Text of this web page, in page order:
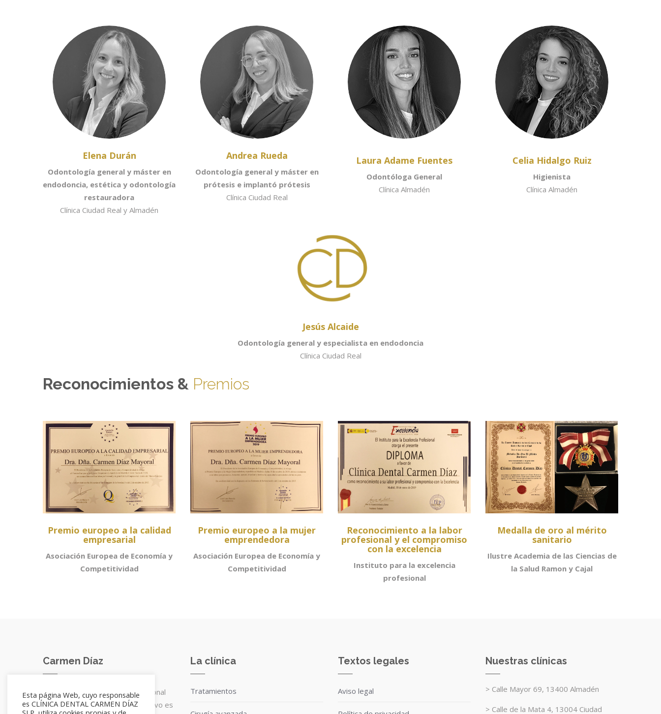
Elena Durán
Odontología general y máster en
endodoncia, estética y odontología
restauradora
Clínica Ciudad Real y Almadén
Andrea Rueda
Odontología general y máster en
prótesis e implantó prótesis
Clínica Ciudad Real
Laura Adame Fuentes
Odontóloga General
Clínica Almadén
Celia Hidalgo Ruiz
Higienista
Clínica Almadén
Jesús Alcaide
Odontología general y especialista en endodoncia
Clínica Ciudad Real
Reconocimientos & Premios
Premio europeo a la calidad
empresarial
Asociación Europea de Economía y
Competitividad
Premio europeo a la mujer
emprendedora
Asociación Europea de Economía y
Competitividad
Reconocimiento a la labor
profesional y el compromiso
con la excelencia
Instituto para la excelencia
profesional
Medalla de oro al mérito
sanitario
Ilustre Academia de las Ciencias de
la Salud Ramon y Cajal
Carmen Díaz
Contamos con un equipo profesional
de dentistas cuyo principal objetivo es
La clínica
Tratamientos
Textos legales
Aviso legal
Nuestras clínicas
> Calle Mayor 69, 13400 Almadén
> Calle de la Mata 4, 13004 Ciudad
Esta página Web, cuyo responsable
es CLÍNICA DENTAL CARMEN DÍAZ